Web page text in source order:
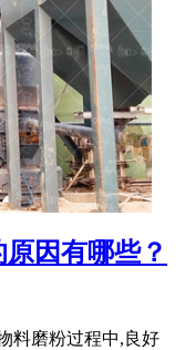
因有哪些？
料磨粉过程中,良好